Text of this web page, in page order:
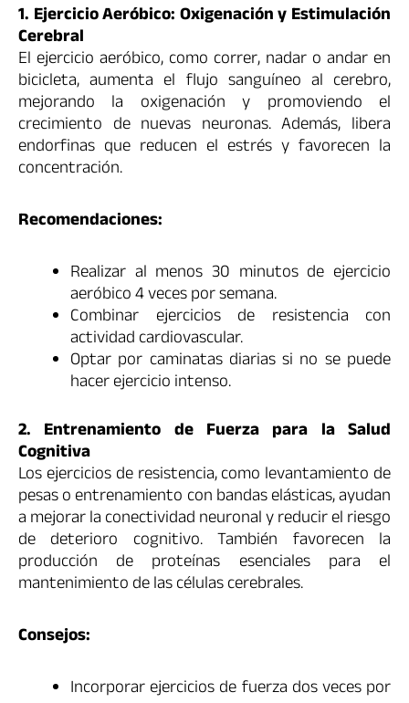
1. Ejercicio Aeróbico: Oxigenación y Estimulación
Cerebral
El ejercicio aeróbico, como correr, nadar o andar en
bicicleta, aumenta el flujo sanguíneo al cerebro,
mejorando la oxigenación y promoviendo el
crecimiento de nuevas neuronas. Además, libera
endorfinas que reducen el estrés y favorecen la
concentración.
Recomendaciones:
Realizar al menos 30 minutos de ejercicio
aeróbico 4 veces por semana.
Combinar ejercicios de resistencia con
actividad cardiovascular.
Optar por caminatas diarias si no se puede
hacer ejercicio intenso.
2. Entrenamiento de Fuerza para la Salud
Cognitiva
Los ejercicios de resistencia, como levantamiento de
pesas o entrenamiento con bandas elásticas, ayudan
a mejorar la conectividad neuronal y reducir el riesgo
de deterioro cognitivo. También favorecen la
producción de proteínas esenciales para el
mantenimiento de las células cerebrales.
Consejos:
Incorporar ejercicios de fuerza dos veces por